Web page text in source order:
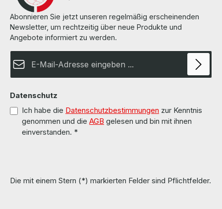
Abonnieren Sie jetzt unseren regelmäßig erscheinenden
Newsletter, um rechtzeitig über neue Produkte und
Angebote informiert zu werden.
Datenschutz
Ich habe die Datenschutzbestimmungen zur Kenntnis
genommen und die AGB gelesen und bin mit ihnen
einverstanden. *
Die mit einem Stern (*) markierten Felder sind Pflichtfelder.